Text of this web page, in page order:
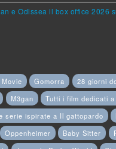
e Odissea il box office 2026
Gomorra
28 giorni
M3gan
Tutti i film dedicati
serie ispirate a Il gattopardo
Oppenheimer Baby Sitter